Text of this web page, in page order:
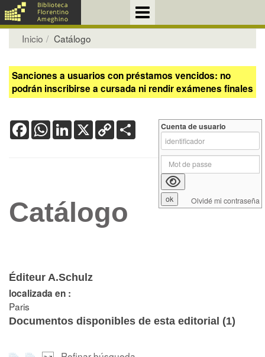
Inicio Catálogo
Sanciones a usuarios con préstamos vencidos: no
podrán inscribirse a cursada ni rendir exámenes finales
FacebookWhatsApp
LinkedIn
X Copy
Link
Catálogo
Éditeur A.Schulz
localizada en :
Paris
Documentos disponibles de esta editorial (1)
Cuenta de usuario
Olvidé mi contraseña